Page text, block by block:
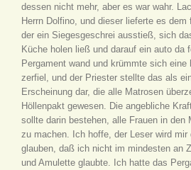
dessen nicht mehr, aber es war wahr.
Herrn Dolfino, und dieser lieferte es dem
der ein Siegesgeschrei ausstieß, sich
Küche holen ließ und darauf ein auto da
Pergament wand und krümmte sich eine
zerfiel, und der Priester stellte das als
Erscheinung dar, die alle Matrosen
Höllenpakt gewesen. Die angebliche
sollte darin bestehen, alle Frauen in den
zu machen. Ich hoffe, der Leser wird mir
glauben, daß ich nicht im mindesten an
und Amulette glaubte. Ich hatte das